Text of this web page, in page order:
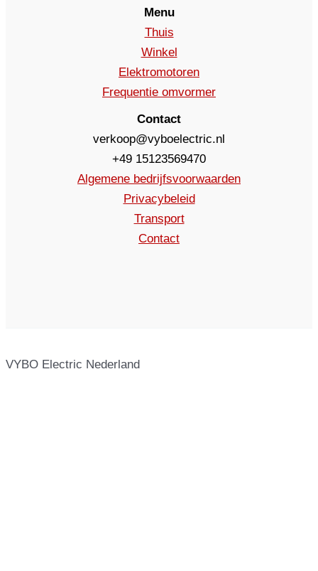
Menu
Thuis
Winkel
Elektromotoren
Frequentie omvormer
Contact
verkoop@vyboelectric.nl
+49 15123569470
Algemene bedrijfsvoorwaarden
Privacybeleid
Transport
Contact
VYBO Electric Nederland